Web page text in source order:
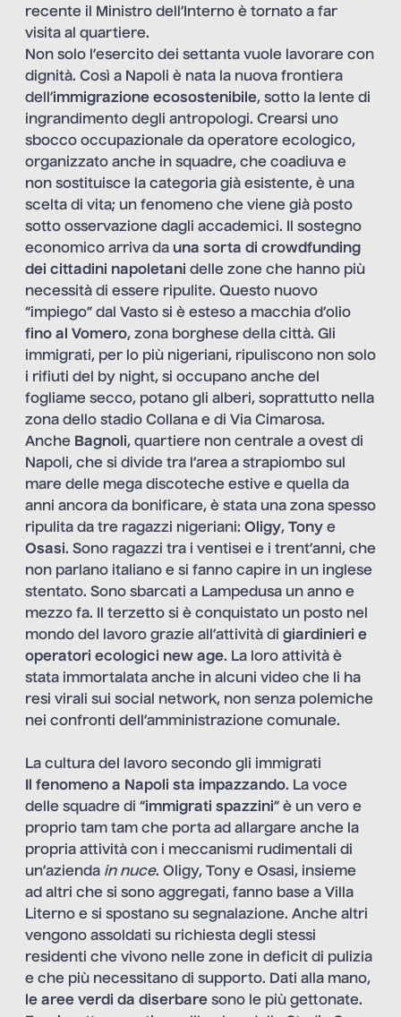
recente il Ministro dell’Interno è tornato a far
visita al quartiere.
Non solo l’esercito dei settanta vuole lavorare con
dignità. Così a Napoli è nata la nuova frontiera
dell’immigrazione ecosostenibile, sotto la lente di
ingrandimento degli antropologi. Crearsi uno
sbocco occupazionale da operatore ecologico,
organizzato anche in squadre, che coadiuva e
non sostituisce la categoria già esistente, è una
scelta di vita; un fenomeno che viene già posto
sotto osservazione dagli accademici. Il sostegno
economico arriva da una sorta di crowdfunding
dei cittadini napoletani delle zone che hanno più
necessità di essere ripulite. Questo nuovo
“impiego” dal Vasto si è esteso a macchia d’olio
fino al Vomero, zona borghese della città. Gli
immigrati, per lo più nigeriani, ripuliscono non solo
i rifiuti del by night, si occupano anche del
fogliame secco, potano gli alberi, soprattutto nella
zona dello stadio Collana e di Via Cimarosa.
Anche Bagnoli, quartiere non centrale a ovest di
Napoli, che si divide tra l’area a strapiombo sul
mare delle mega discoteche estive e quella da
anni ancora da bonificare, è stata una zona spesso
ripulita da tre ragazzi nigeriani: Oligy, Tony e
Osasi. Sono ragazzi tra i ventisei e i trent’anni, che
non parlano italiano e si fanno capire in un inglese
stentato. Sono sbarcati a Lampedusa un anno e
mezzo fa. Il terzetto si è conquistato un posto nel
mondo del lavoro grazie all’attività di giardinieri e
operatori ecologici new age. La loro attività è
stata immortalata anche in alcuni video che li ha
resi virali sui social network, non senza polemiche
nei confronti dell’amministrazione comunale.
La cultura del lavoro secondo gli immigrati
Il fenomeno a Napoli sta impazzando. La voce
delle squadre di “immigrati spazzini” è un vero e
proprio tam tam che porta ad allargare anche la
propria attività con i meccanismi rudimentali di
un’azienda in nuce. Oligy, Tony e Osasi, insieme
ad altri che si sono aggregati, fanno base a Villa
Literno e si spostano su segnalazione. Anche altri
vengono assoldati su richiesta degli stessi
residenti che vivono nelle zone in deficit di pulizia
e che più necessitano di supporto. Dati alla mano,
le aree verdi da diserbare sono le più gettonate.